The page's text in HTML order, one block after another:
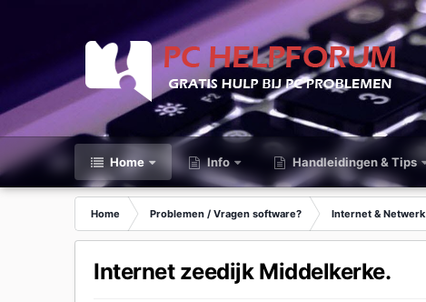
Home Info Handleidingen & Tips
Home Problemen / Vragen software? Internet & Netwerk
Internet zeedijk Middelkerke.